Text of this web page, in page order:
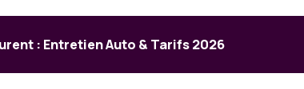
: Entretien Auto & Tarifs 2026